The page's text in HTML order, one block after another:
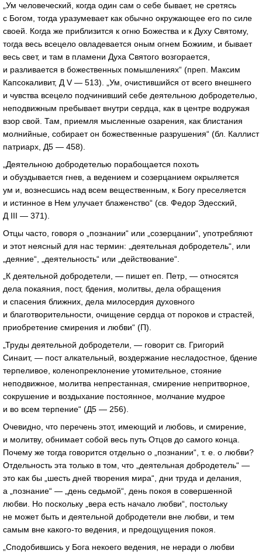
„Ум человеческий, когда один сам о себе бывает, не сретясь
с Богом, тогда уразумевает как обычно окружающее его по силе
своей. Когда же приблизится к огню Божества и к Духу Святому,
тогда весь всецело овладевается оным огнем Божиим, и бывает
весь свет, и там в пламени Духа Святого возгорается,
и разливается в божественных помышлениях“ (преп. Максим
Капсокаливит, Д V — 513). „Ум, очистившийся от всего внешнего
и чувства всецело подчинивший себе деятельною добродетелью,
неподвижным пребывает внутри сердца, как в центре водружая
взор свой. Там, приемля мысленные озарения, как блистания
молнийные, собирает он божественные разрушения“ (бл. Каллист
патриарх, Д5 — 458).
„Деятельною добродетелью порабощается похоть
и обуздывается гнев, а ведением и созерцанием окрыляется
ум и, вознесшись над всем вещественным, к Богу преселяется
и истинное в Нем улучает блаженство“ (св. Федор Эдесский,
Д III — 371).
Отцы часто, говоря о „познании“ или „созерцании“, употребляют
и этот неясный для нас термин: „деятельная добродетель“, или
„деяние“, „деятельность“ или „действование“.
„К деятельной добродетели, — пишет еп. Петр, — относятся
дела покаяния, пост, бдения, молитвы, дела обращения
и спасения ближних, дела милосердия духовного
и благотворительности, очищение сердца от пороков и страстей,
приобретение смирения и любви“ (П).
„Труды деятельной добродетели, — говорит св. Григорий
Синаит, — пост алкательный, воздержание несладостное, бдение
терпеливое, коленопреклонение утомительное, стояние
неподвижное, молитва непрестанная, смирение непритворное,
сокрушение и воздыхание постоянное, молчание мудрое
и во всем терпение“ (Д5 — 256).
Очевидно, что перечень этот, имеющий и любовь, и смирение,
и молитву, обнимает собой весь путь Отцов до самого конца.
Почему же тогда говорится отдельно о „познании“, т. е. о любви?
Отдельность эта только в том, что „деятельная добродетель“ —
это как бы „шесть дней творения мира“, дни труда и делания,
а „познание“ — „день седьмой“, день покоя в совершенной
любви. Но поскольку „вера есть начало любви“, постольку
не может быть и деятельной добродетели вне любви, и тем
самым вне какого-то ведения, и предощущения покоя.
„Сподобившись у Бога некоего ведения, не неради о любви